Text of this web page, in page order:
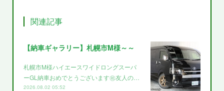
関連記事
【納車ギャラリー】札幌市M様～～
札幌市M様ハイエースワイドロングスーパ
ーGL納車おめでとうございます㊗️友人の…
2026.08.02 05:52